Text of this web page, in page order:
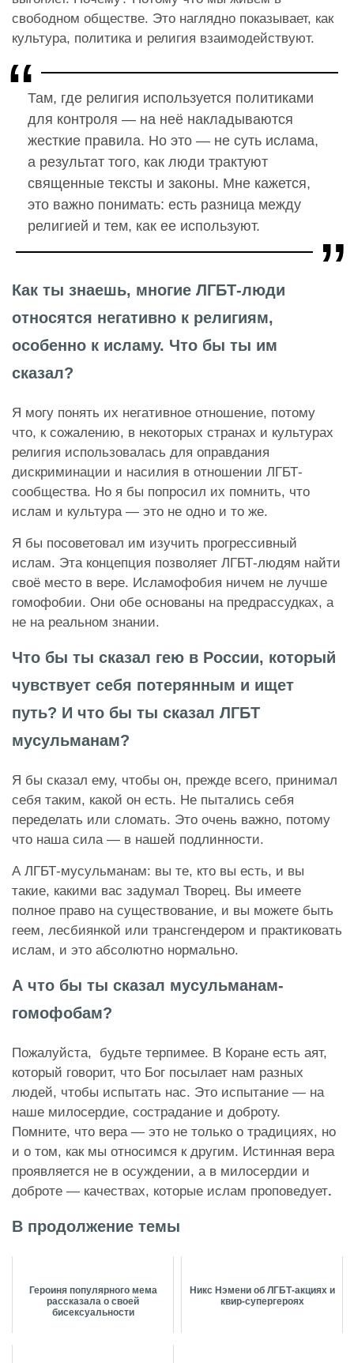
свободном обществе. Это наглядно показывает, как
культура, политика и религия взаимодействуют.
Там, где религия используется политиками
для контроля — на неё накладываются
жесткие правила. Но это — не суть ислама,
а результат того, как люди трактуют
священные тексты и законы. Мне кажется,
это важно понимать: есть разница между
религией и тем, как ее используют.
Как ты знаешь, многие ЛГБТ-люди
относятся негативно к религиям,
особенно к исламу. Что бы ты им
сказал?
Я могу понять их негативное отношение, потому
что, к сожалению, в некоторых странах и культурах
религия использовалась для оправдания
дискриминации и насилия в отношении ЛГБТ-
сообщества. Но я бы попросил их помнить, что
ислам и культура — это не одно и то же.
Я бы посоветовал им изучить прогрессивный
ислам. Эта концепция позволяет ЛГБТ-людям найти
своё место в вере. Исламофобия ничем не лучше
гомофобии. Они обе основаны на предрассудках, а
не на реальном знании.
Что бы ты сказал гею в России, который
чувствует себя потерянным и ищет
путь? И что бы ты сказал ЛГБТ
мусульманам?
Я бы сказал ему, чтобы он, прежде всего, принимал
себя таким, какой он есть. Не пытались себя
переделать или сломать. Это очень важно, потому
что наша сила — в нашей подлинности.
А ЛГБТ-мусульманам: вы те, кто вы есть, и вы
такие, какими вас задумал Творец. Вы имеете
полное право на существование, и вы можете быть
геем, лесбиянкой или трансгендером и практиковать
ислам, и это абсолютно нормально.
А что бы ты сказал мусульманам-
гомофобам?
Пожалуйста, будьте терпимее. В Коране есть аят,
который говорит, что Бог посылает нам разных
людей, чтобы испытать нас. Это испытание — на
наше милосердие, сострадание и доброту.
Помните, что вера — это не только о традициях, но
и о том, как мы относимся к другим. Истинная вера
проявляется не в осуждении, а в милосердии и
доброте — качествах, которые ислам проповедует.
В продолжение темы
Героиня популярного мема
рассказала о своей
бисексуальности
Никс Нэмени об ЛГБТ-акциях и
квир-супергероях